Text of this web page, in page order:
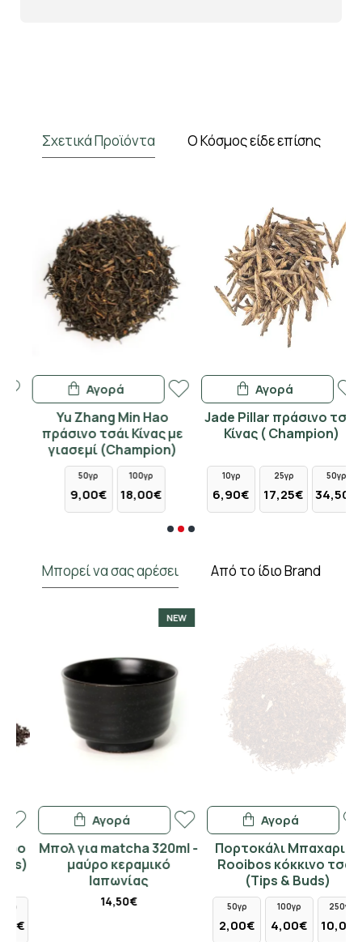
Σχετικά Προϊόντα Ο Κόσμος είδε επίσης
Yu Zhang Min Hao
πράσινο τσάι Κίνας με
γιασεμί (Champion)
50γρ
9,00€
100γρ
18,00€
Αγορά
Jade Pillar πράσινο τσάι
Κίνας ( Champion)
10γρ
6,90€
25γρ
17,25€
50γρ
34,50€
Αγορά
Μπορεί να σας αρέσει Από το ίδιο Brand
Μπολ για matcha 320ml -
μαύρο κεραμικό
Ιαπωνίας
14,50€
Αγορά
Πορτοκάλι Μπαχαρικά
Rooibos κόκκινο τσάι
(Tips & Buds)
2,00€
100γρ
4,00€
250γρ
10,00€
Αγορά